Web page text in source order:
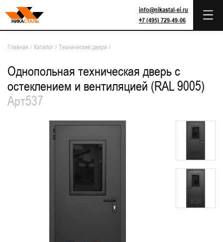
info@nikastal-ei.ru
+7 (495) 729-49-06
Главная / Каталог / Технические двери /
Однопольная техническая дверь с
остеклением и вентиляцией (RAL 9005)
Арт537